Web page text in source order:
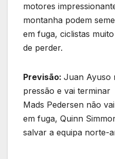
motores
montanha podem
em fuga, ciclistas
de perder.
Previsão: Juan Ayuso
pressão e vai
Mads Pedersen não
em fuga, Quinn
salvar a equipa norte-